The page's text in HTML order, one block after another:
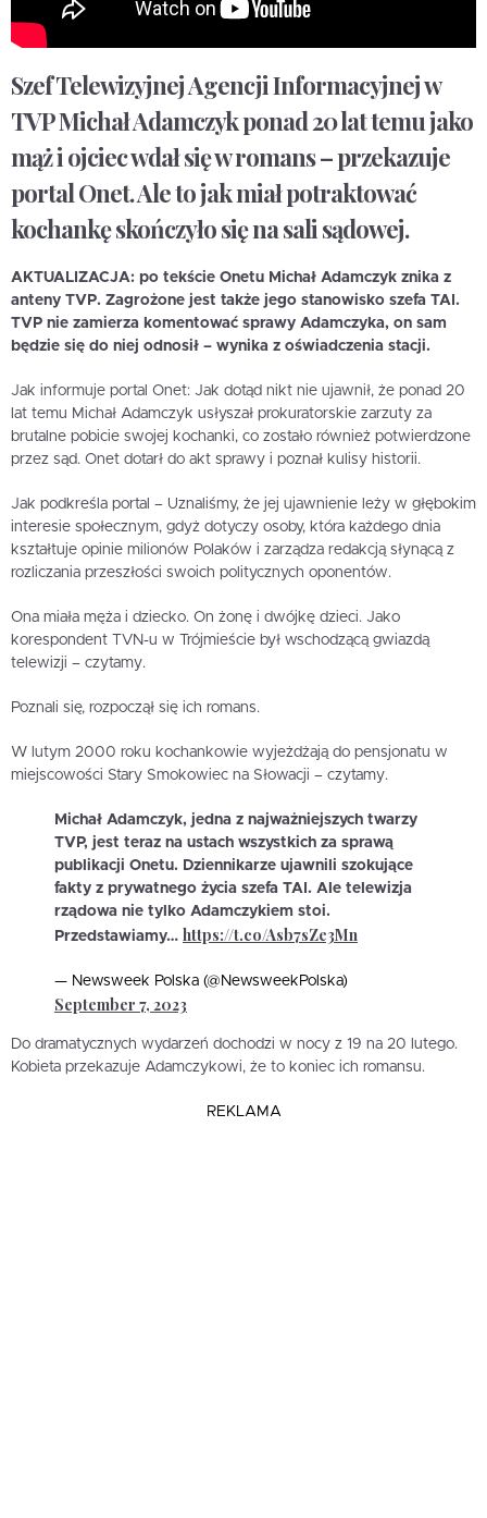
Szef Telewizyjnej Agencji Informacyjnej w
TVP Michał Adamczyk ponad 20 lat temu jako
mąż i ojciec wdał się w romans – przekazuje
portal Onet. Ale to jak miał potraktować
kochankę skończyło się na sali sądowej.
AKTUALIZACJA: po tekście Onetu Michał Adamczyk znika z
anteny TVP. Zagrożone jest także jego stanowisko szefa TAI.
TVP nie zamierza komentować sprawy Adamczyka, on sam
będzie się do niej odnosił – wynika z oświadczenia stacji.
Jak informuje portal Onet: Jak dotąd nikt nie ujawnił, że ponad 20
lat temu Michał Adamczyk usłyszał prokuratorskie zarzuty za
brutalne pobicie swojej kochanki, co zostało również potwierdzone
przez sąd. Onet dotarł do akt sprawy i poznał kulisy historii.
Jak podkreśla portal – Uznaliśmy, że jej ujawnienie leży w głębokim
interesie społecznym, gdyż dotyczy osoby, która każdego dnia
kształtuje opinie milionów Polaków i zarządza redakcją słynącą z
rozliczania przeszłości swoich politycznych oponentów.
Ona miała męża i dziecko. On żonę i dwójkę dzieci. Jako
korespondent TVN-u w Trójmieście był wschodzącą gwiazdą
telewizji – czytamy.
Poznali się, rozpoczął się ich romans.
W lutym 2000 roku kochankowie wyjeżdżają do pensjonatu w
miejscowości Stary Smokowiec na Słowacji – czytamy.
Michał Adamczyk, jedna z najważniejszych twarzy
TVP, jest teraz na ustach wszystkich za sprawą
publikacji Onetu. Dziennikarze ujawnili szokujące
fakty z prywatnego życia szefa TAI. Ale telewizja
rządowa nie tylko Adamczykiem stoi.
Przedstawiamy… https://t.co/Asb7sZe3Mn
— Newsweek Polska (@NewsweekPolska)
September 7, 2023
Do dramatycznych wydarzeń dochodzi w nocy z 19 na 20 lutego.
Kobieta przekazuje Adamczykowi, że to koniec ich romansu.
REKLAMA